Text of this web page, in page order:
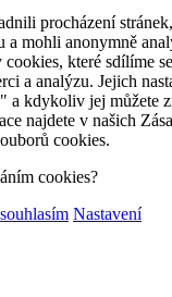
procházení
a mohli anonymně
které sdílíme
a analýzu. Jejich
a kdykoliv jej můžete
najdete v našich
cookies.
cookies?
Nastavení